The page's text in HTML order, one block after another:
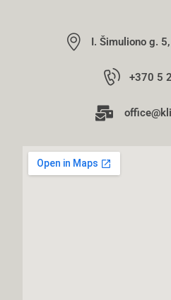
I. Šimuliono g.
+370 5